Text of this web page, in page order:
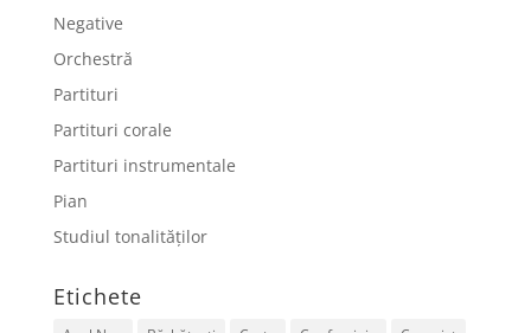
Negative
Orchestră
Partituri
Partituri corale
Partituri instrumentale
Pian
Studiul tonalităților
Etichete